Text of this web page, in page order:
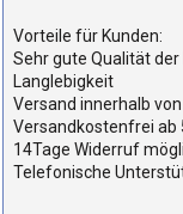
Vorteile für Kunden:
Sehr gute Qualität
Langlebigkeit
Versand innerhalb
Versandkostenfrei ab
14Tage Widerruf
Telefonische